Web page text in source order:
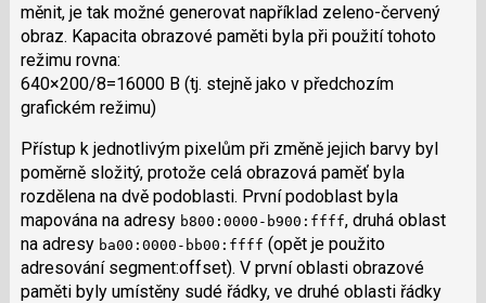
měnit, je tak možné generovat například zeleno-červený
obraz. Kapacita obrazové paměti byla při použití tohoto
režimu rovna:
640×200/8=16000 B (tj. stejně jako v předchozím
grafickém režimu)
Přístup k jednotlivým pixelům při změně jejich barvy byl
poměrně složitý, protože celá obrazová paměť byla
rozdělena na dvě podoblasti. První podoblast byla
mapována na adresy b800:0000-b900:ffff, druhá oblast
na adresy ba00:0000-bb00:ffff (opět je použito
adresování segment:offset). V první oblasti obrazové
paměti byly umístěny sudé řádky, ve druhé oblasti řádky